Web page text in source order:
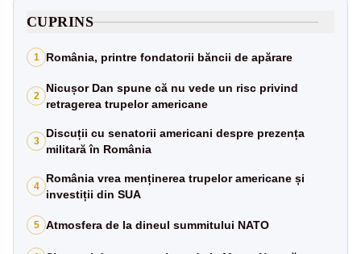
CUPRINS
1 România, printre fondatorii băncii de apărare
2
Nicușor Dan spune că nu vede un risc privind
retragerea trupelor americane
3
Discuții cu senatorii americani despre prezența
militară în România
4
România vrea menținerea trupelor americane și
investiții din SUA
5 Atmosfera de la dineul summitului NATO